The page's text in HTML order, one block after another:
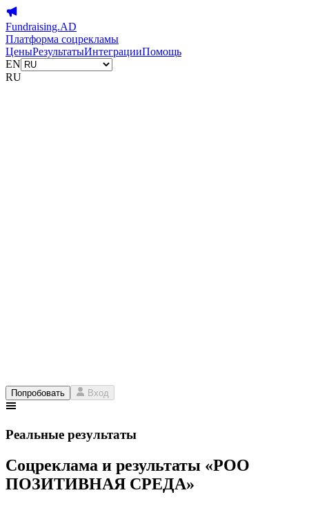
Fundraising.AD
Платформа соцрекламы
ЦеныРезультатыИнтеграцииПомощь
EN
RU
Попробовать Вход
Реальные результаты
Соцреклама и результаты «РОО
ПОЗИТИВНАЯ СРЕДА»